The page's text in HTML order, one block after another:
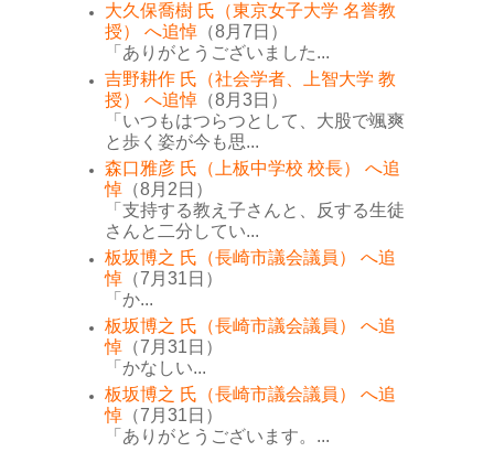
大久保喬樹 氏（東京女子大学 名誉教
授） へ追悼 （8月7日）
「ありがとうございました...
吉野耕作 氏（社会学者、上智大学 教
授） へ追悼 （8月3日）
「いつもはつらつとして、大股で颯爽
と歩く姿が今も思...
森口雅彦 氏（上板中学校 校長） へ追
悼 （8月2日）
「支持する教え子さんと、反する生徒
さんと二分してい...
板坂博之 氏（長崎市議会議員） へ追
悼 （7月31日）
「か...
板坂博之 氏（長崎市議会議員） へ追
悼 （7月31日）
「かなしい...
板坂博之 氏（長崎市議会議員） へ追
悼 （7月31日）
「ありがとうございます。...